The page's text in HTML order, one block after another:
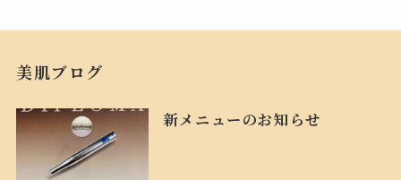
美肌ブログ
新メニューのお知らせ